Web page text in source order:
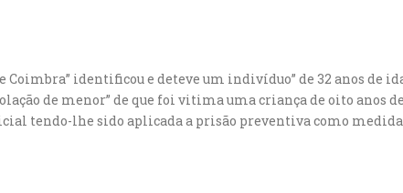
identificou e deteve um indivíduo” de 32 anos de
de menor” de que foi vitima uma criança de oito anos
tendo-lhe sido aplicada a prisão preventiva como medida